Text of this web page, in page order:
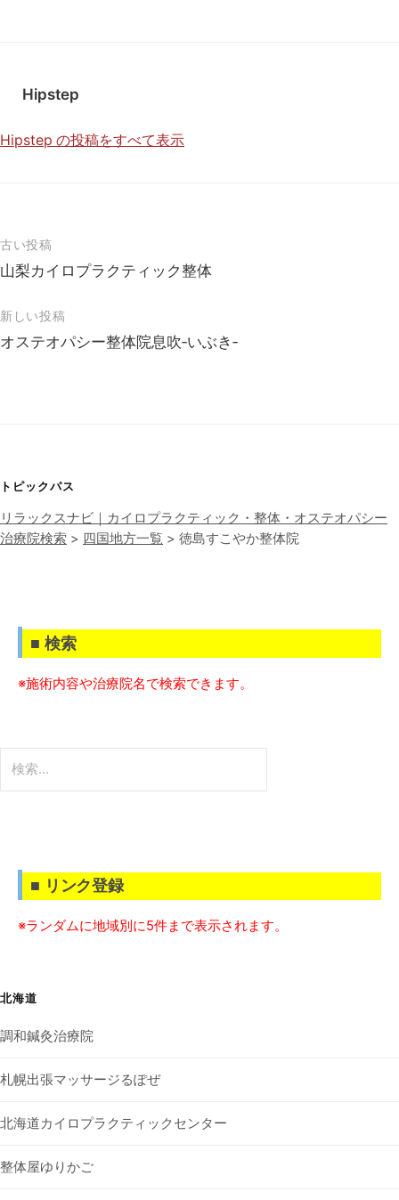
Hipstep
Hipstep の投稿をすべて表示
投
稿
ビ
ゲ
古い投稿
山梨カイロプラクティック整体
新しい投稿
オステオパシー整体院息吹‐いぶき‐
トピックパス
リラックスナビ｜カイロプラクティック・整体・オステオパシー
治療院検索 > 四国地方一覧 > 徳島すこやか整体院
■ 検索
※施術内容や治療院名で検索できます。
索:
■ リンク登録
※ランダムに地域別に5件まで表示されます。
北海道
調和鍼灸治療院
札幌出張マッサージるぽぜ
北海道カイロプラクティックセンター
整体屋ゆりかご